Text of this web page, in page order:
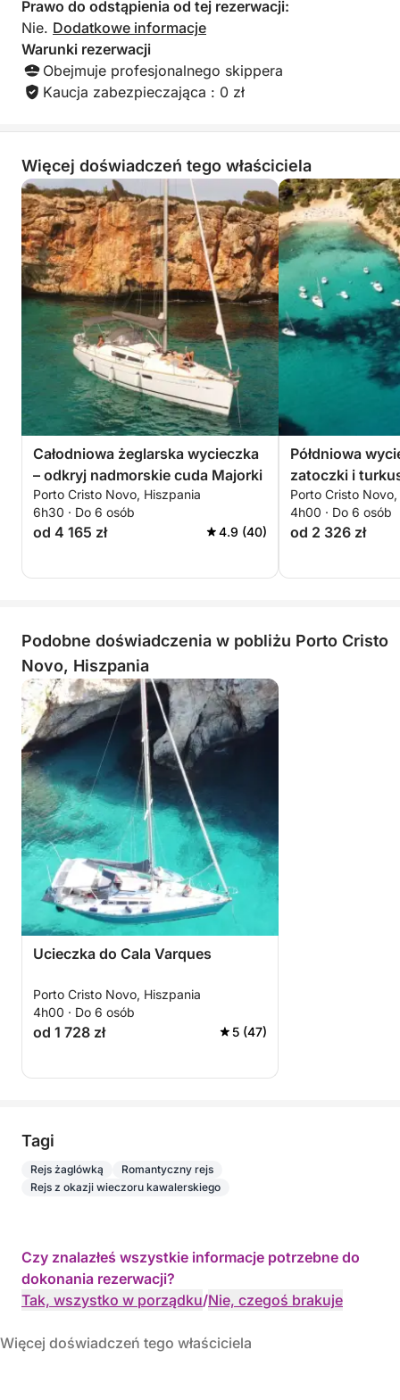
Prawo do odstąpienia od tej rezerwacji:
Nie. Dodatkowe informacje
Warunki rezerwacji
Obejmuje profesjonalnego skippera
Kaucja zabezpieczająca : 0 zł
Więcej doświadczeń tego właściciela
Całodniowa żeglarska wycieczka
– odkryj nadmorskie cuda Majorki
Porto Cristo Novo, Hiszpania
6h30 · Do 6 osób
od 4 165 zł 4.9 (40)
Półdniowa
zatoczki i
odkrycia
Porto Cristo
4h00 · Do 6 osób
od 2 326 zł
Podobne doświadczenia w pobliżu Porto Cristo
Novo, Hiszpania
Ucieczka do Cala Varques
Porto Cristo Novo, Hiszpania
4h00 · Do 6 osób
od 1 728 zł 5 (47)
Tagi
Rejs żaglówką
Romantyczny rejs
Rejs z okazji wieczoru kawalerskiego
Czy znalazłeś wszystkie informacje potrzebne do
dokonania rezerwacji?
Tak, wszystko w porządku/Nie, czegoś brakuje
Więcej doświadczeń tego właściciela